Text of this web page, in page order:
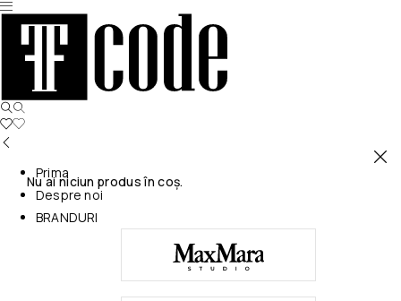
Nu ai niciun produs în coș.
Prima
Despre noi
BRANDURI